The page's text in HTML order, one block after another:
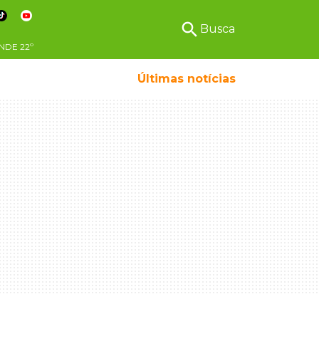
22º
search Busca
Últimas notícias